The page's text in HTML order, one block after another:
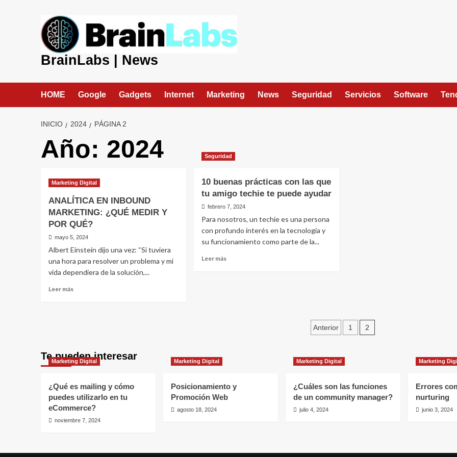
BrainLabs | News
HOME Google Gadgets Internet Marketing News Seguridad Servicios Software
INICIO 2024 PÁGINA 2
Año: 2024
Marketing Digital
ANALÍTICA EN INBOUND
MARKETING: ¿QUÉ MEDIR Y
POR QUÉ?
mayo 5, 2024
Albert Einstein dijo una vez: “Si tuviera
una hora para resolver un problema y mi
vida dependiera de la solución,...
Leer másLeer
¿QUÉ
MEDIR
POR
QUÉ?
Seguridad
10 buenas prácticas con las que
tu amigo techie te puede ayudar
febrero 7, 2024
Para nosotros, un techie es una persona
con profundo interés en la tecnología y
su funcionamiento como parte de la...
Leer másLeer
ayudar
Paginación
entradas
Anterior 1 2
Te pueden interesar
Marketing Digital
¿Qué es mailing y cómo
puedes utilizarlo en tu
eCommerce?
noviembre 7, 2024
Marketing Digital
Posicionamiento y
Promoción Web
agosto 18, 2024
Marketing Digital
¿Cuáles son las funciones
de un community manager?
julio 4, 2024
Marketing
Errores
nurturing
junio 3, 2024